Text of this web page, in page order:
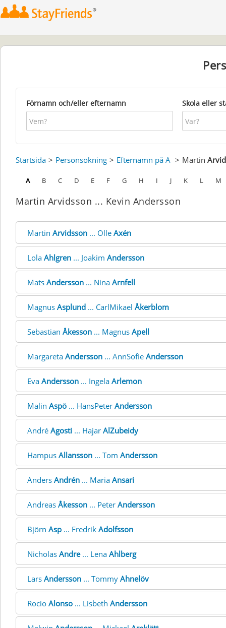
Förnamn och/eller efternamn Skola eller
Startsida Personsökning Efternamn på A Martin
A B C D E F G H I J K L M
Martin Arvidsson ... Kevin Andersson
Martin Arvidsson ... Olle Axén
Lola Ahlgren ... Joakim Andersson
Mats Andersson ... Nina Arnfell
Magnus Asplund ... CarlMikael Åkerblom
Sebastian Åkesson ... Magnus Apell
Margareta Andersson ... AnnSofie Andersson
Eva Andersson ... Ingela Arlemon
Malin Aspö ... HansPeter Andersson
André Agosti ... Hajar AlZubeidy
Hampus Allansson ... Tom Andersson
Anders Andrén ... Maria Ansari
Andreas Åkesson ... Peter Andersson
Björn Asp ... Fredrik Adolfsson
Nicholas Andre... Lena Ahlberg
Lars Andersson ... Tommy Ahnelöv
Rocio Alonso ... Lisbeth Andersson